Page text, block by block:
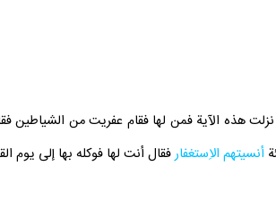
هذه الآية فمن لها فقام عفريت من الشياطين
أنسيتهم الاِستغفارفقال أنت لها فوكله بها إلى يوم